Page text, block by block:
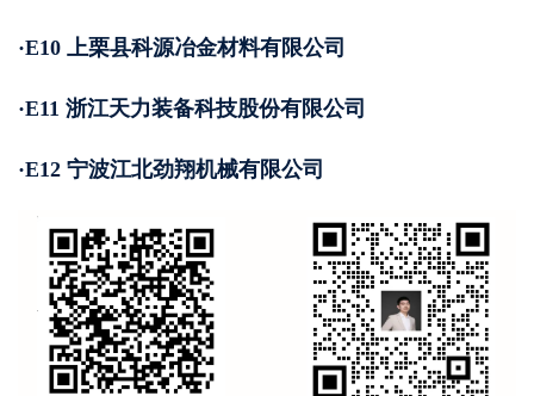
·E10 上栗县科源冶金材料有限公司
·E11 浙江天力装备科技股份有限公司
·E12 宁波江北劲翔机械有限公司